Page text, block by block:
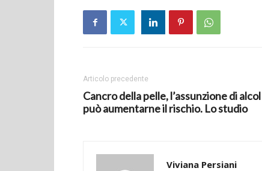
Articolo precedente
Cancro della pelle, l’assunzione di alcol
può aumentarne il rischio. Lo studio
Viviana Persiani